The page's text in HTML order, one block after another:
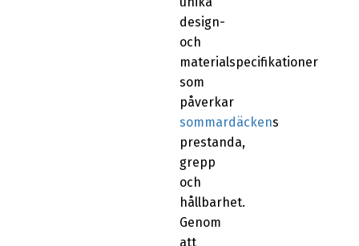
design-
och
materialspecifikationer
som
påverkar
sommardäckens
prestanda,
grepp
och
hållbarhet.
Genom
att